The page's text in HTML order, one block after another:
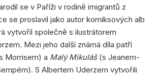
se v Paříži v rodině imigrantů z
se proslavil jako autor komiksových alb
vytvořil společně s ilustrátorem
Mezi jeho další známá díla patří
Morrisem) a Malý Mikuláš(s Jeanem-
S Albertem Uderzem vytvořili